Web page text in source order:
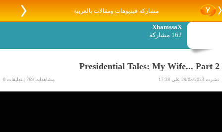
مشاركة فيديوهات ومقالات بالعربية
XhamssaX
162 مشاركة
Presidential Tales: My Wife... Part 2
نشرت 29/03/2023 على 17:28 مشاهدات 769 | تعليقات 0